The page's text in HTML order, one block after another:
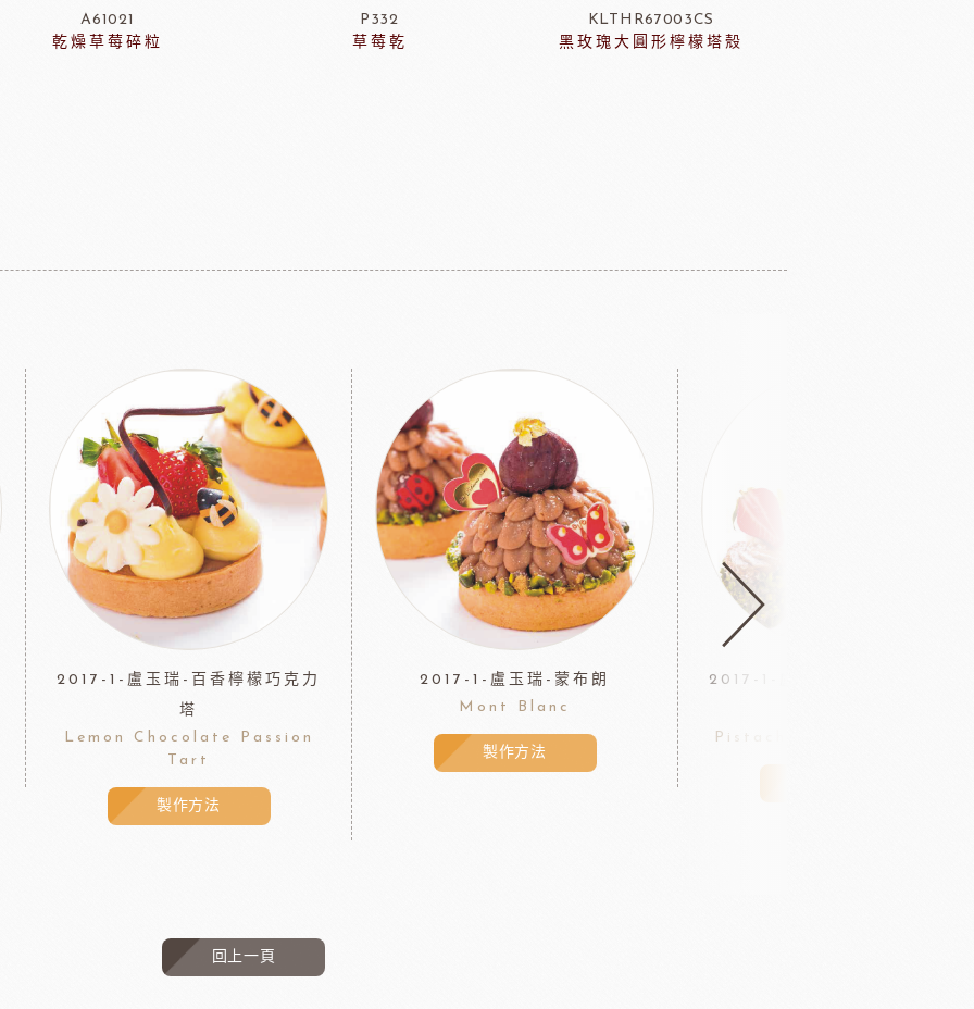
A61021
乾燥草莓碎粒
P332
草莓乾
KLTHR67003CS
黑玫瑰大圓形檸檬塔殼
2017-1-盧玉瑞-百香檸檬巧克力
塔
Lemon Chocolate Passion
Tart
製作方法
2017-1-盧玉瑞-蒙布朗
Mont Blanc
製作方法
2017-1-盧玉瑞-覆盆子開心果蛋
Pistachio-Raspberry Cake
回上一頁